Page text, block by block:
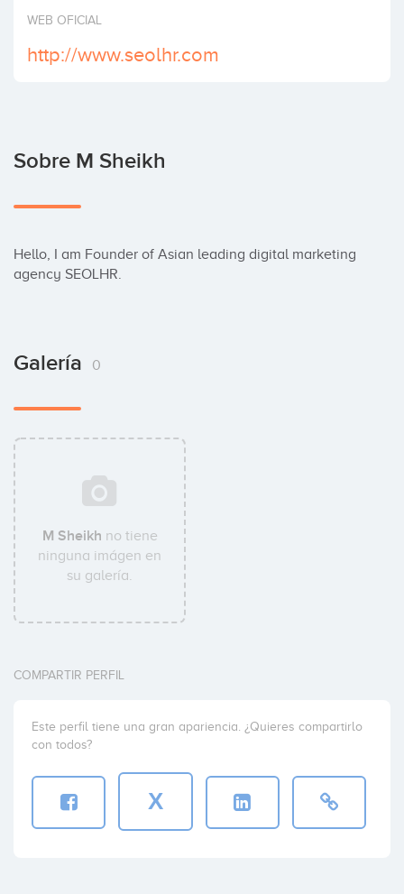
Invertir
WEB OFICIAL
http://www.seolhr.com
Sobre M Sheikh
Hello, I am Founder of Asian leading digital marketing
agency SEOLHR.
Galería 0
M Sheikh no tiene
ninguna imágen en
su galería.
COMPARTIR PERFIL
Este perfil tiene una gran apariencia. ¿Quieres compartirlo
con todos?
X